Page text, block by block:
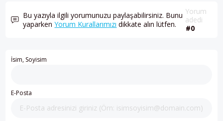
Bu yazıyla ilgili yorumunuzu paylaşabilirsiniz. Bunu
yaparkenYorum Kurallarımızı dikkate alın lütfen.
Yorum
adedi
#0
İsim, Soyisim
E-Posta